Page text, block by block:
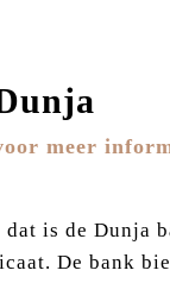
meer
is de Dunja
De bank